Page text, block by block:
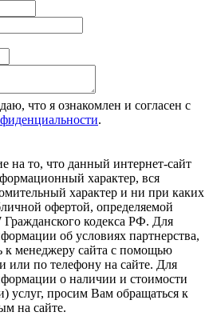
что я ознакомлен и согласен с
.
то, что данный интернет-сайт
характер, вся
характер и ни при каких
офертой, определяемой
кодекса РФ. Для
об условиях партнерства,
к менеджеру сайта с помощью
или по телефону на сайте. Для
о наличии и стоимости
услуг, просим Вам обращаться к
на сайте.